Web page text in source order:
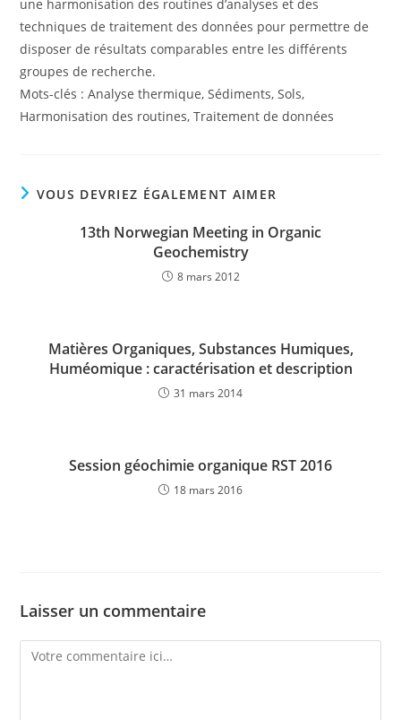
une harmonisation des routines d’analyses et des
techniques de traitement des données pour permettre de
disposer de résultats comparables entre les différents
groupes de recherche.
Mots-clés : Analyse thermique, Sédiments, Sols,
Harmonisation des routines, Traitement de données
VOUS DEVRIEZ ÉGALEMENT AIMER
13th Norwegian Meeting in Organic
Geochemistry
8 mars 2012
Matières Organiques, Substances Humiques,
Huméomique : caractérisation et description
31 mars 2014
Session géochimie organique RST 2016
18 mars 2016
Laisser un commentaire